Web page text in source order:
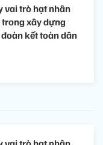
vai trò hạt nhân
xây dựng
kết toàn dân